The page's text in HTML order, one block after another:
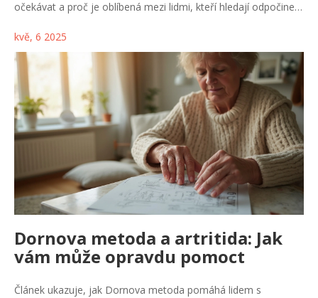
očekávat a proč je oblíbená mezi lidmi, kteří hledají odpočinek
výběru salónu a proč se vyplatí ji vyzkoušet. Čokoláda umí
zvednout náladu nejen na talíři, ale i na kůži. Jestli hledáte
netradiční zážitek, u této masáže rozhodně nešlápnete vedle.
kvě, 6 2025
Dornova metoda a artritida: Jak
vám může opravdu pomoct
Článek ukazuje, jak Dornova metoda pomáhá lidem s